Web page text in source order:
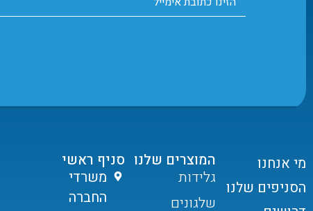
מי אנחנו
הסניפים שלנו
המוצרים שלנו
גלידות
שלגונים
סניף ראשי
משרדי
החברה